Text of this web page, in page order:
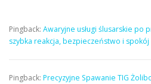
Pingback: Awaryjne usługi ślusarskie po
szybka reakcja, bezpieczeństwo i
Pingback: Precyzyjne Spawanie TIG